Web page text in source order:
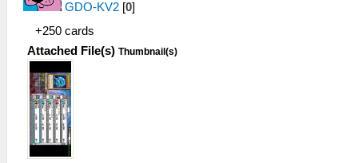
GDO-KV2 [0]
+250 cards
Attached File(s) Thumbnail(s)